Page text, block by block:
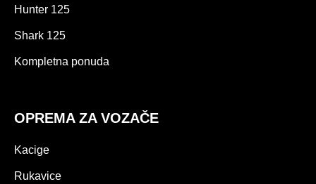
Hunter 125
Shark 125
Kompletna ponuda
OPREMA ZA VOZAČE
Kacige
Rukavice